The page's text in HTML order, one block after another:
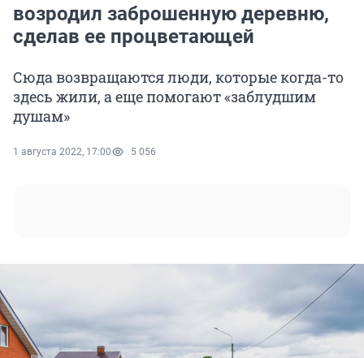
возродил заброшенную деревню,
сделав ее процветающей
Сюда возвращаются люди, которые когда-то
здесь жили, а еще помогают «заблудшим
душам»
1 августа 2022, 17:00 5 056